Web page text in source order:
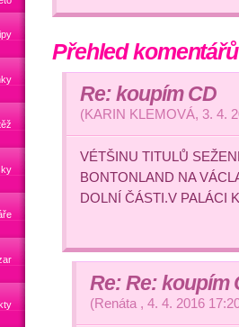
Přehled komentářů
Re: koupím CD
(KARIN KLEMOVÁ,3. 4.
VÉTŠINU TITULŮ
BONTONLAND NA
DOLNÍ ČÁSTI.V PALÁCI
Re: Re: koupím
(Renáta ,4. 4. 2016